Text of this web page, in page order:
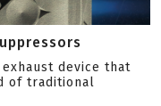
device that
of traditional